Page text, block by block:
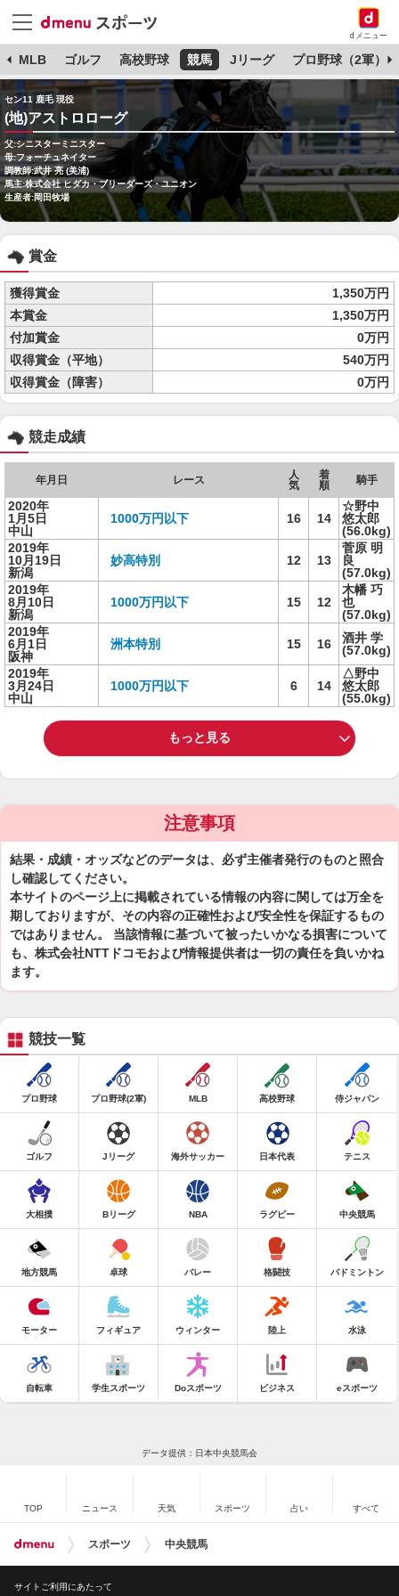
dメニュー
MLB ゴルフ 高校野球 競馬 Jリーグ プロ野球（2軍）
セン11 鹿毛 現役
(地)アストロローグ
父:シニスターミニスター
母:フォーチュネイター
調教師:武井 亮 (美浦)
馬主:株式会社 ヒダカ・ブリーダーズ・ユニオン
生産者:岡田牧場
賞金
獲得賞金
1,350万円
本賞金
1,350万円
付加賞金
0万円
収得賞金（平地）
540万円
収得賞金（障害）
0万円
競走成績
年月日 レース
人
気
着
順
騎手
2020年
1月5日
中山
1000万円以下 16 14
☆野中
悠太郎
(56.0kg)
2019年
10月19日
新潟
妙高特別 12 13
菅原 明
良
(57.0kg)
2019年
8月10日
新潟
1000万円以下 15 12
木幡 巧
也
(57.0kg)
2019年
6月1日
阪神
洲本特別 15 16
酒井 学
(57.0kg)
2019年
3月24日
中山
1000万円以下 6 14
△野中
悠太郎
(55.0kg)
もっと見る
注意事項
結果・成績・オッズなどのデータは、必ず主催者発行のものと照合
し確認してください。
本サイトのページ上に掲載されている情報の内容に関しては万全を
期しておりますが、その内容の正確性および安全性を保証するもの
ではありません。 当該情報に基づいて被ったいかなる損害について
も、株式会社NTTドコモおよび情報提供者は一切の責任を負いかね
ます。
競技一覧
プロ野球 プロ野球(2軍) MLB 高校野球 侍ジャパン
ゴルフ Jリーグ 海外サッカー 日本代表 テニス
大相撲 Bリーグ NBA ラグビー 中央競馬
地方競馬 卓球 バレー 格闘技 バドミントン
モーター フィギュア ウィンター 陸上 水泳
自転車 学生スポーツ Doスポーツ ビジネス eスポーツ
データ提供：日本中央競馬会
TOP ニュース 天気 スポーツ 占い すべて
スポーツ 中央競馬
サイトご利用にあたって